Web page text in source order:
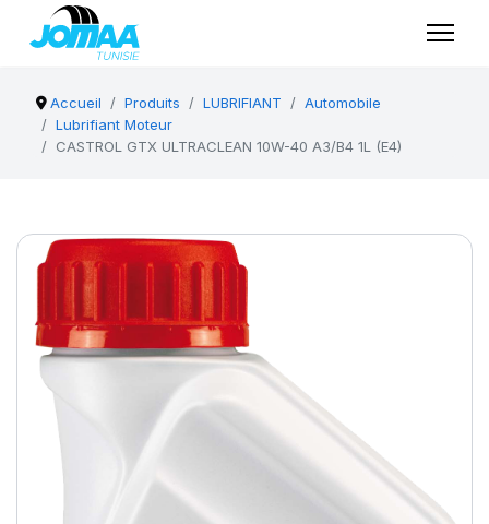
Accueil Produits LUBRIFIANT
Automobile
Lubrifiant Moteur
CASTROL GTX ULTRACLEAN 10W-40 A3/B4 1L (E4)